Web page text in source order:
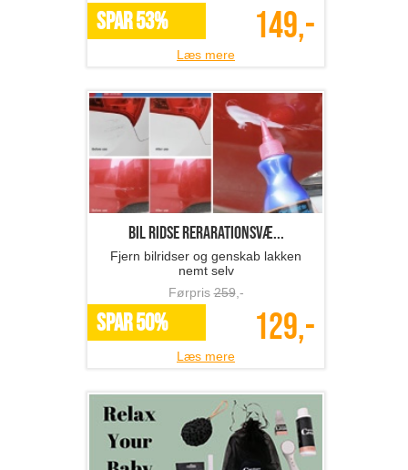
SPAR 53% 149,-
Læs mere
Bil ridse rerarationsvæ...
Fjern bilridser og genskab lakken
nemt selv
Førpris259,-
SPAR 50% 129,-
Læs mere